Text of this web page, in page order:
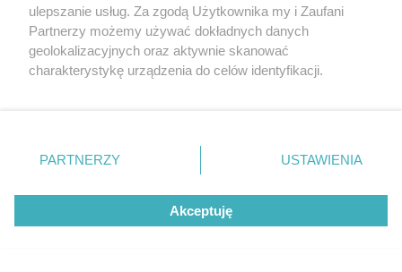
ulepszanie usług. Za zgodą Użytkownika my i Zaufani
Partnerzy możemy używać dokładnych danych
geolokalizacyjnych oraz aktywnie skanować
charakterystykę urządzenia do celów identyfikacji.
zmienić/wycofać klikając przycisk ustawień prywatności
znajdujący się w lewym dolnym rogu strony
rodzaje przetwarzania danych nie wymagają zgody
użytkownika, ale masz prawo sprzeciwić się takiemu
przetwarzaniu. Preferencje będą miały zastosowanie tylko
PARTNERZY USTAWIENIA
Akceptuję